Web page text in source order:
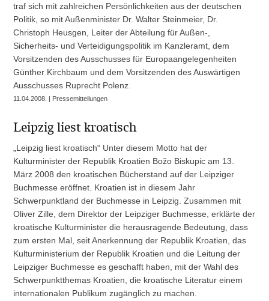
traf sich mit zahlreichen Persönlichkeiten aus der deutschen
Politik, so mit Außenminister Dr. Walter Steinmeier, Dr.
Christoph Heusgen, Leiter der Abteilung für Außen-,
Sicherheits- und Verteidigungspolitik im Kanzleramt, dem
Vorsitzenden des Ausschusses für Europaangelegenheiten
Günther Kirchbaum und dem Vorsitzenden des Auswärtigen
Ausschusses Ruprecht Polenz.
11.04.2008. | Pressemitteilungen
Leipzig liest kroatisch
„Leipzig liest kroatisch“ Unter diesem Motto hat der
Kulturminister der Republik Kroatien Božo Biskupic am 13.
März 2008 den kroatischen Bücherstand auf der Leipziger
Buchmesse eröffnet. Kroatien ist in diesem Jahr
Schwerpunktland der Buchmesse in Leipzig. Zusammen mit
Oliver Zille, dem Direktor der Leipziger Buchmesse, erklärte der
kroatische Kulturminister die herausragende Bedeutung, dass
zum ersten Mal, seit Anerkennung der Republik Kroatien, das
Kulturministerium der Republik Kroatien und die Leitung der
Leipziger Buchmesse es geschafft haben, mit der Wahl des
Schwerpunktthemas Kroatien, die kroatische Literatur einem
internationalen Publikum zugänglich zu machen.